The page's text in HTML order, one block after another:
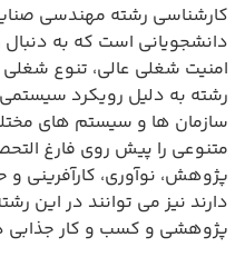
کارشناسی رشته مهندسی
دانشجویانی است که به
امنیت شغلی عالی، تنوع
رشته به دلیل رویکرد
سازمان ها و سیستم های
متنوعی را پیش روی فارغ
پژوهش، نوآوری، کارآفرینی
دارند نیز می توانند در این
پژوهشی و کسب و کار جذابی